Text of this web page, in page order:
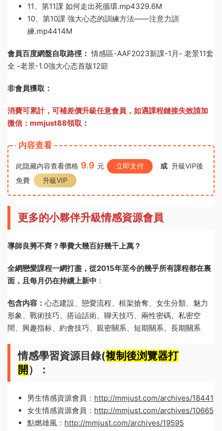
11、第11課 如何走出死循環.mp4329.6M
10、第10課 強大心态的訓練方法——注意力訓
練.mp4414M
會員百度網盤自取路徑： 情感區-AAF2023新課-1月- 老景11套
全 -老景-1.0強大心态首版12節
非會員獲取：
消費可累計，可補差價升級任意會員， 如遇課程鏈接失效請加
微信：mmjust88領取 ：
内容查看
此隐藏内容查看價格 9.9 元 立即支付 或 升級VIP後
免費
升級VIP
更多的小夥伴升級情感資源會員
導師良莠不齊？學費大幾百好幾千上萬？
全網戀愛課程一網打盡，從2015年至今的幾乎所有課程都在裏
面，且每月仍在持續上新中 ：
包含内容： 心态建設、戀愛流程、框架搶奪、女生分類、魅力
形象、戰術技巧、搭讪話術、聊天技巧、兩性密碼、私密空
間、興趣指标、約會技巧、親密關系、短期關系、長期關系
情感學習資源目錄(複制後浏覽器打
開 ）：
男生情感資源會員： http://mmjust.com/archives/18441
女生情感資源會員： http://mmjust.com/archives/10665
點燃雄風： http://mmjust.com/archives/19595